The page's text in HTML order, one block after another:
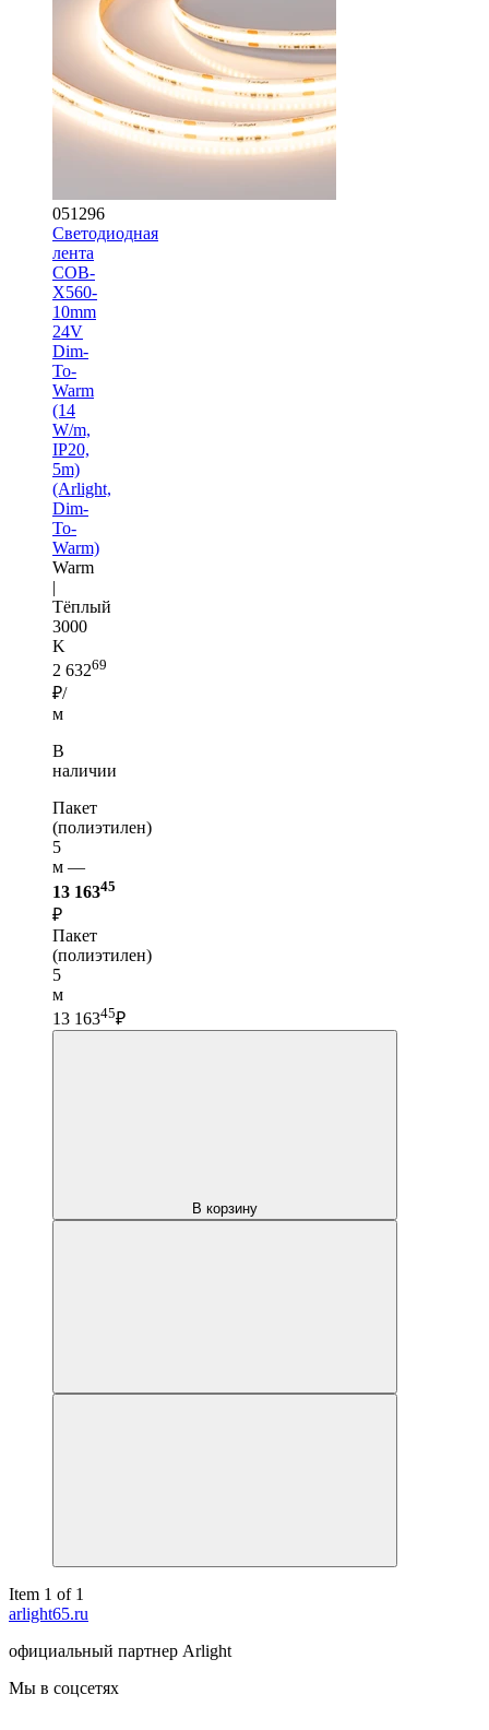
051296
Светодиодная
лента
COB-
X560-
10mm
24V
Dim-
To-
Warm
(14
W/m,
IP20,
5m)
(Arlight,
Dim-
To-
Warm)
Warm
|
Тёплый
3000
K
2 63269
₽/
м
В
наличии
Пакет
(полиэтилен)
5
м —
13 16345
₽
Пакет
(полиэтилен)
5
м
13 16345₽
В корзину
Item 1 of 1
arlight65.ru
официальный партнер Arlight
Мы в соцсетях